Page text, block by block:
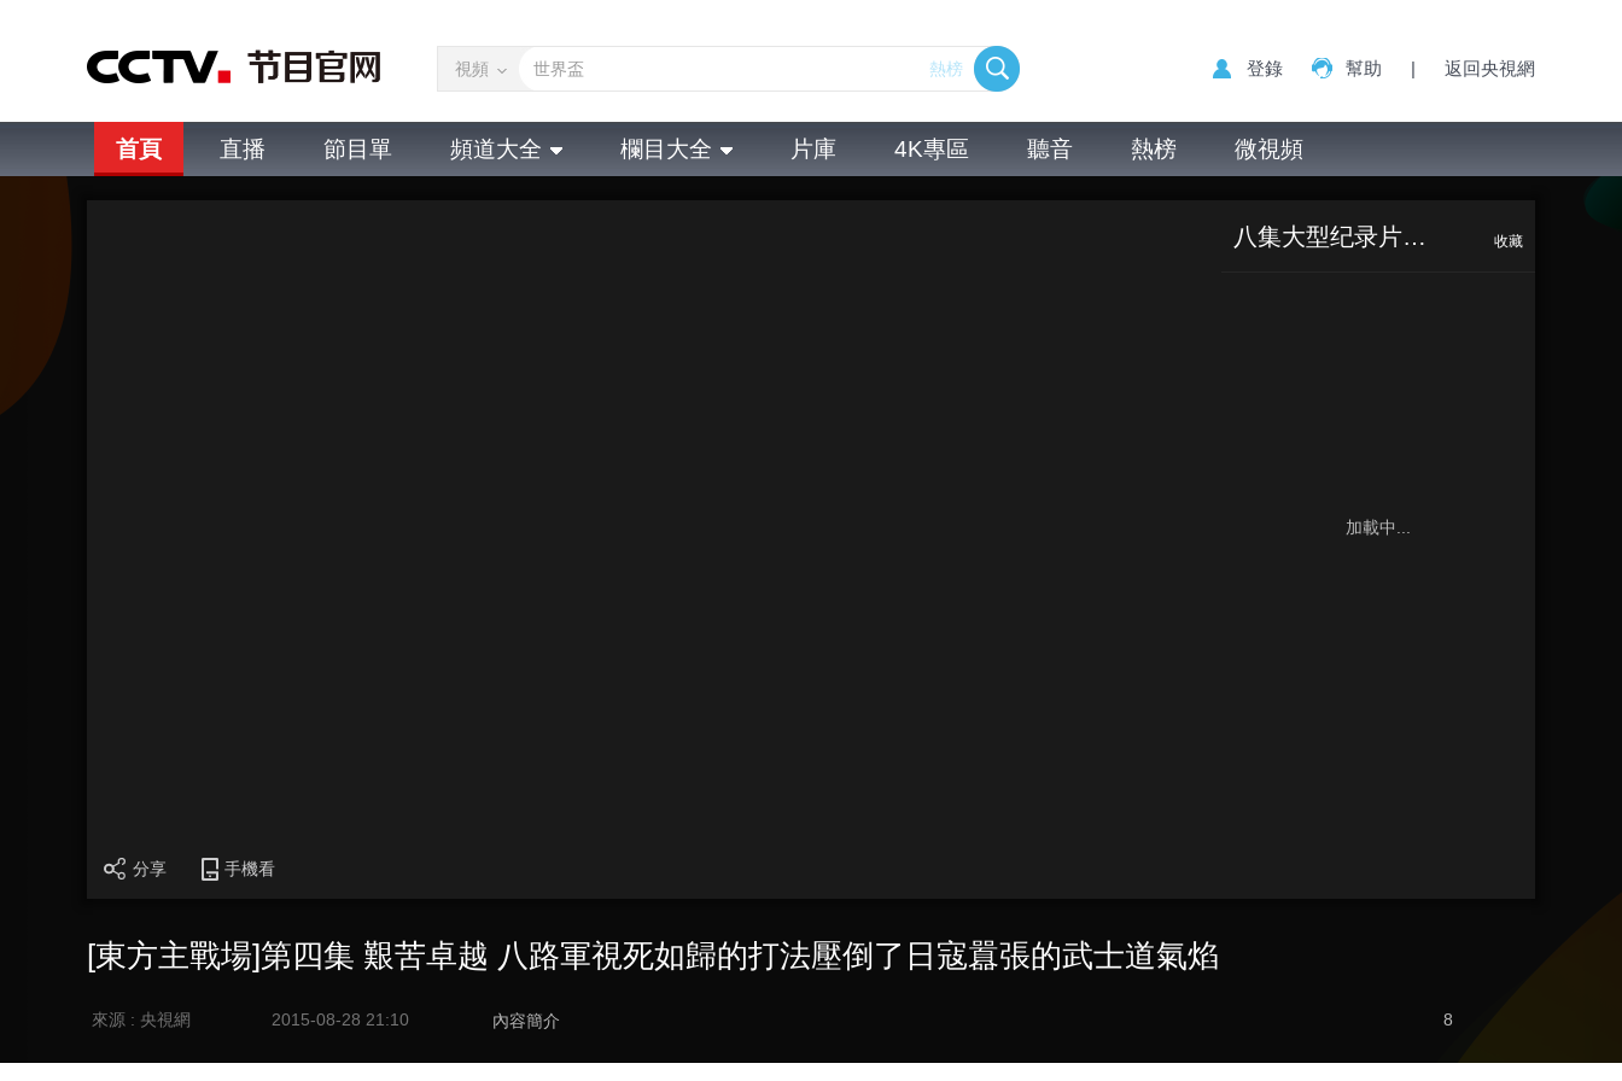
視頻 熱榜 登錄 幫助 | 返回央視網
首頁 直播 節目單 頻道大全 欄目大全 片庫 4K專區 聽音 熱榜 微視頻
分享 手機看
八集大型纪录片《东方主战场》 收藏
加載中...
[東方主戰場]第四集 艱苦卓越 八路軍視死如歸的打法壓倒了日寇囂張的武士道氣焰
來源 : 央視網 2015-08-28 21:10 內容簡介 8